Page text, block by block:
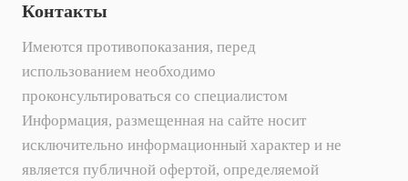
Контакты
Имеются противопоказания, перед
использованием необходимо
проконсультироваться со специалистом
Информация, размещенная на сайте носит
исключительно информационный характер и не
является публичной офертой, определяемой